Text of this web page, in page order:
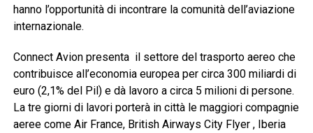
hanno l’opportunità di incontrare la comunità dell’aviazione
internazionale.
Connect Avion presenta il settore del trasporto aereo che
contribuisce all’economia europea per circa 300 miliardi di
euro (2,1% del Pil) e dà lavoro a circa 5 milioni di persone.
La tre giorni di lavori porterà in città le maggiori compagnie
aeree come Air France, British Airways City Flyer , Iberia